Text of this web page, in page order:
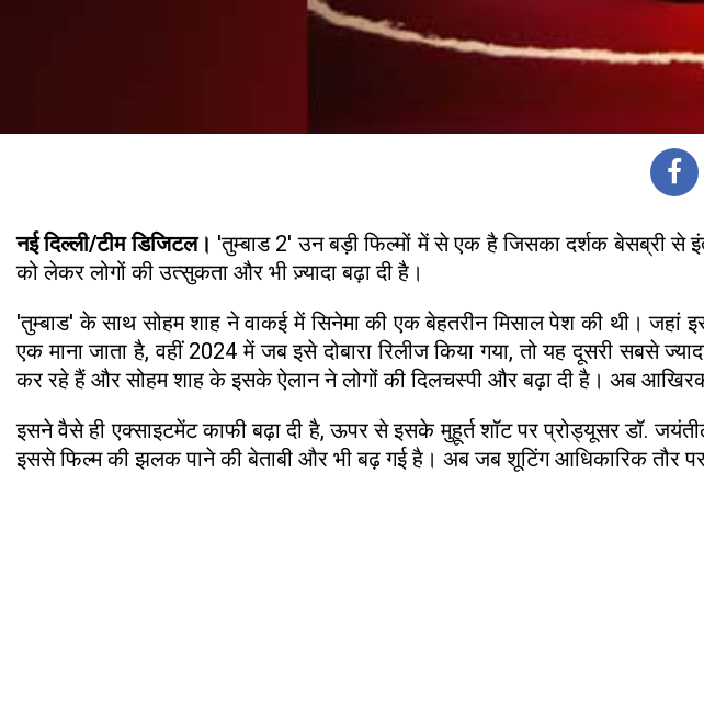
नई दिल्ली/टीम डिजिटल। 'तुम्बाड 2' उन बड़ी फिल्मों में से एक है जिसका दर्शक बेसब्री से
को लेकर लोगों की उत्सुकता और भी ज़्यादा बढ़ा दी है।
'तुम्बाड' के साथ सोहम शाह ने वाकई में सिनेमा की एक बेहतरीन मिसाल पेश की थी।
एक माना जाता है, वहीं 2024 में जब इसे दोबारा रिलीज किया गया, तो यह दूसरी सबसे
कर रहे हैं और सोहम शाह के इसके ऐलान ने लोगों की दिलचस्पी और बढ़ा दी है। अब
इसने वैसे ही एक्साइटमेंट काफी बढ़ा दी है, ऊपर से इसके मुहूर्त शॉट पर प्रोड्यूसर डॉ.
इससे फिल्म की झलक पाने की बेताबी और भी बढ़ गई है। अब जब शूटिंग आधिकारिक तौर